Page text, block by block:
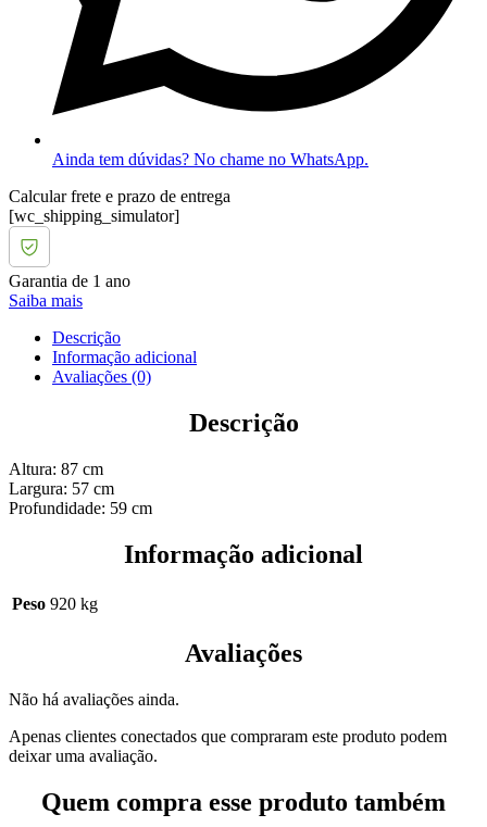
Ainda tem dúvidas? No chame no WhatsApp.
Calcular frete e prazo de entrega
[wc_shipping_simulator]
Garantia de 1 ano
Saiba mais
Descrição
Informação adicional
Avaliações (0)
Descrição
Altura: 87 cm
Largura: 57 cm
Profundidade: 59 cm
Informação adicional
Peso 920 kg
Avaliações
Não há avaliações ainda.
Apenas clientes conectados que compraram este produto podem
deixar uma avaliação.
Quem compra esse produto também